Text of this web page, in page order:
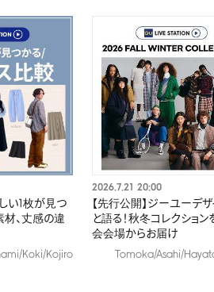
い1枚が見つ
材、丈感の違
Koki/Kojiro
2026.7.21 20:00
【先行公開】ジーユーデ
と語る！秋冬コレクショ
会会場からお届け​
Tomoka/Asahi/